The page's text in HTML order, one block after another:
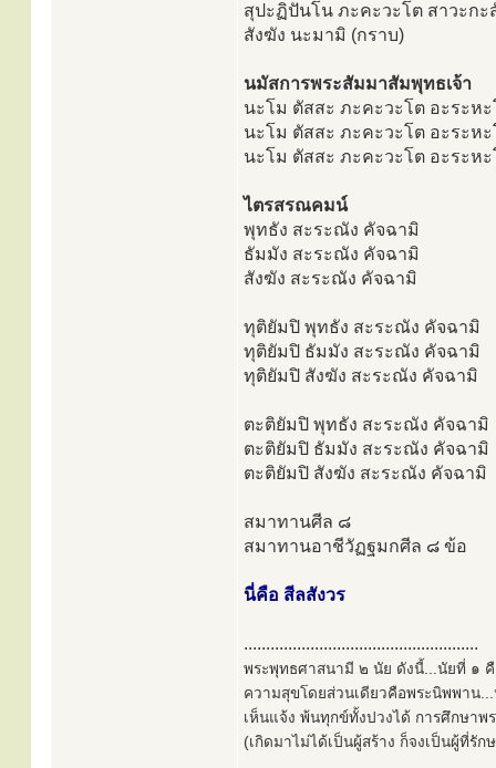
สุปะฏิปันโน ภะคะวะโต สาวะกะ
สังฆัง นะมามิ (กราบ)
นมัสการพระสัมมาสัมพุทธเจ้า
นะโม ตัสสะ ภะคะวะโต อะระห
นะโม ตัสสะ ภะคะวะโต อะระห
นะโม ตัสสะ ภะคะวะโต อะระห
ไตรสรณคมน์
พุทธัง สะระณัง คัจฉามิ
ธัมมัง สะระณัง คัจฉามิ
สังฆัง สะระณัง คัจฉามิ
ทุติยัมปิ พุทธัง สะระณัง คัจฉามิ
ทุติยัมปิ ธัมมัง สะระณัง คัจฉามิ
ทุติยัมปิ สังฆัง สะระณัง คัจฉามิ
ตะติยัมปิ พุทธัง สะระณัง คัจฉามิ
ตะติยัมปิ ธัมมัง สะระณัง คัจฉามิ
ตะติยัมปิ สังฆัง สะระณัง คัจฉามิ
สมาทานศีล ๘
สมาทานอาชีวัฏฐมกศีล ๘ ข้อ
นี่คือ สีลสังวร
.....................................................
พระพุทธศาสนามี ๒ นัย ดังนี้...นัยที่ ๑ คื
ความสุขโดยส่วนเดียวคือพระนิพพาน
เห็นแจ้ง พ้นทุกข์ทั้งปวงได้ การศึกษาพ
(เกิดมาไม่ได้เป็นผู้สร้าง ก็จงเป็นผู้ที่รั